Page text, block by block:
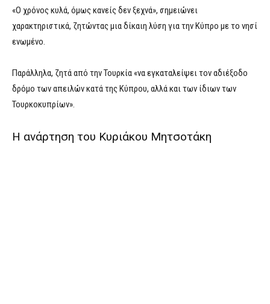
«Ο χρόνος κυλά, όμως κανείς δεν ξεχνά», σημειώνει
χαρακτηριστικά, ζητώντας μια δίκαιη λύση για την Κύπρο με το νησί
ενωμένο.
Παράλληλα, ζητά από την Τουρκία «να εγκαταλείψει τον αδιέξοδο
δρόμο των απειλών κατά της Κύπρου, αλλά και των ίδιων των
Τουρκοκυπρίων».
Η ανάρτηση του Κυριάκου Μητσοτάκη